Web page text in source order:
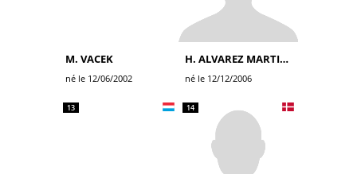
M. VACEK
né le 12/06/2002
H. ALVAREZ MARTINEZ
né le 12/12/2006
13 14